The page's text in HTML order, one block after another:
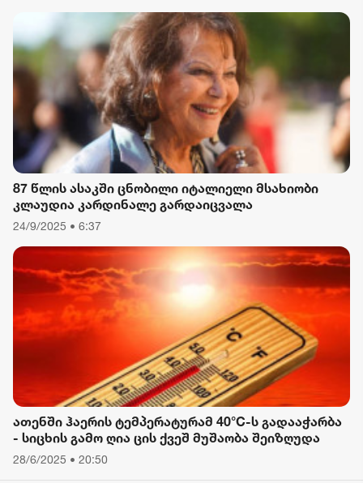
87 წლის ასაკში ცნობილი იტალიელი მსახიობი
კლაუდია კარდინალე გარდაიცვალა
24/9/2025 • 6:37
ათენში ჰაერის ტემპერატურამ 40°C-ს გადააჭარბა
- სიცხის გამო ღია ცის ქვეშ მუშაობა შეიზღუდა
28/6/2025 • 20:50